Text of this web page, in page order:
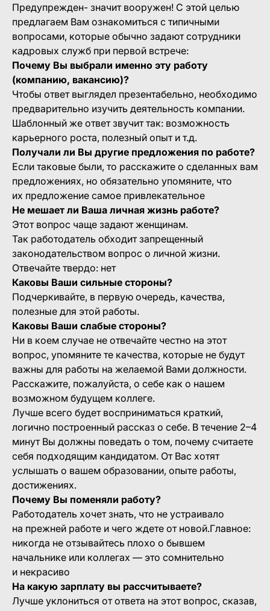
Предупрежден- значит вооружен! С этой целью
предлагаем Вам ознакомиться с типичными
вопросами, которые обычно задают сотрудники
кадровых служб при первой встрече:
Почему Вы выбрали именно эту работу
(компанию, вакансию)?
Чтобы ответ выглядел презентабельно, необходимо
предварительно изучить деятельность компании.
Шаблонный же ответ звучит так: возможность
карьерного роста, полезный опыт и т.д.
Получали ли Вы другие предложения по работе?
Если таковые были, то расскажите о сделанных вам
предложениях, но обязательно упомяните, что
их предложение самое привлекательное
Не мешает ли Ваша личная жизнь работе?
Этот вопрос чаще задают женщинам.
Так работодатель обходит запрещенный
законодательством вопрос о личной жизни.
Отвечайте твердо: нет
Каковы Ваши сильные стороны?
Подчеркивайте, в первую очередь, качества,
полезные для этой работы.
Каковы Ваши слабые стороны?
Ни в коем случае не отвечайте честно на этот
вопрос, упомяните те качества, которые не будут
важны для работы на желаемой Вами должности.
Расскажите, пожалуйста, о себе как о нашем
возможном будущем коллеге.
Лучше всего будет восприниматься краткий,
логично построенный рассказ о себе. В течение 2–4
минут Вы должны поведать о том, почему считаете
себя подходящим кандидатом. От Вас хотят
услышать о вашем образовании, опыте работы,
достижениях.
Почему Вы поменяли работу?
Работодатель хочет знать, что не устраивало
на прежней работе и чего ждете от новой.Главное:
никогда не отзывайтесь плохо о бывшем
начальнике или коллегах — это сомнительно
и некрасиво
На какую зарплату вы рассчитываете?
Лучше уклониться от ответа на этот вопрос, сказав,